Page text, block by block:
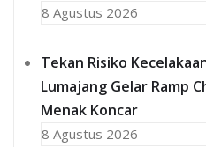
8 Agustus 2026
Tekan Risiko
Lumajang Gelar Ramp
Menak Koncar
8 Agustus 2026